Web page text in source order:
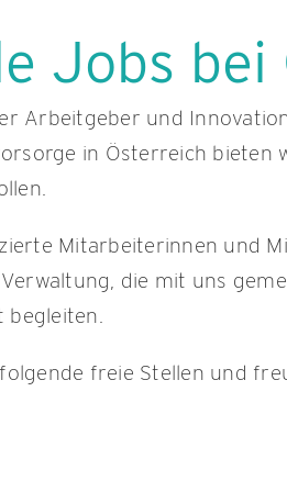
Jobs bei
Arbeitgeber und
in Österreich bieten
Mitarbeiterinnen und
die mit uns
begleiten.
freie Stellen und